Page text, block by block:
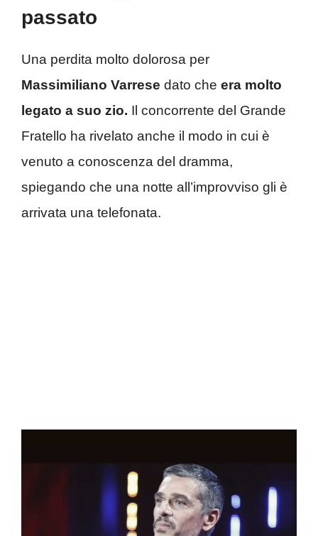
passato
Una perdita molto dolorosa per
Massimiliano Varrese dato che era molto
legato a suo zio. Il concorrente del Grande
Fratello ha rivelato anche il modo in cui è
venuto a conoscenza del dramma,
spiegando che una notte all’improvviso gli è
arrivata una telefonata.